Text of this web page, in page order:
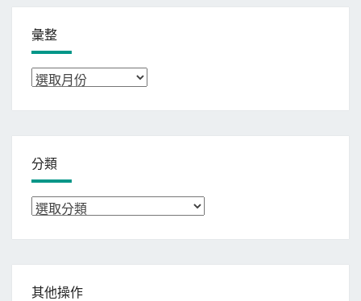
彙整
彙
分類
分
其他操作